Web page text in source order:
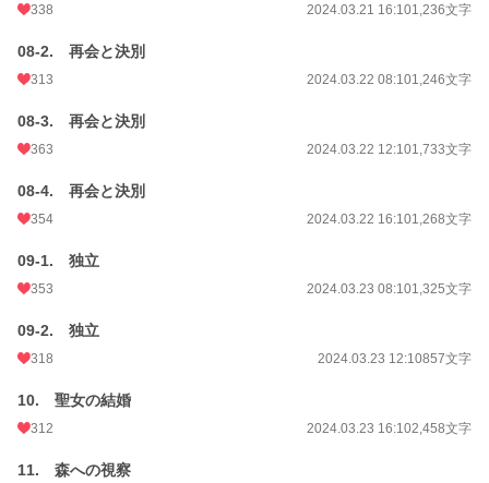
338 2024.03.21 16:101,236文字
08-2. 再会と決別
313 2024.03.22 08:101,246文字
08-3. 再会と決別
363 2024.03.22 12:101,733文字
08-4. 再会と決別
354 2024.03.22 16:101,268文字
09-1. 独立
353 2024.03.23 08:101,325文字
09-2. 独立
318 2024.03.23 12:10857文字
10. 聖女の結婚
312 2024.03.23 16:102,458文字
11. 森への視察